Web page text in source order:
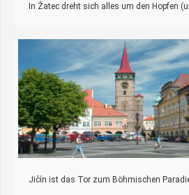
In Žatec dreht sich alles um den Hopfen
Jičín ist das Tor zum Böhmischen